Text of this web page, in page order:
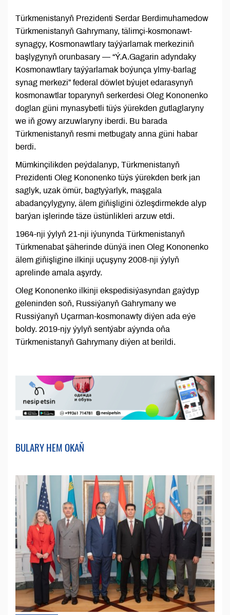
Türkmenistanyň Prezidenti Serdar Berdimuhamedow
Türkmenistanyň Gahrymany, tälimçi-kosmonawt-
synagçy, Kosmonawtlary taýýarlamak merkeziniň
başlygynyň orunbasary — “Ý.A.Gagarin adyndaky
Kosmonawtlary taýýarlamak boýunça ylmy-barlag
synag merkezi” federal döwlet býujet edarasynyň
kosmonawtlar toparynyň serkerdesi Oleg Kononenko
doglan güni mynasybetli tüýs ýürekden gutlaglaryny
we iň gowy arzuwlaryny iberdi. Bu barada
Türkmenistanyň resmi metbugaty anna güni habar
berdi.
Mümkinçilikden peýdalanyp, Türkmenistanyň
Prezidenti Oleg Kononenko tüýs ýürekden berk jan
saglyk, uzak ömür, bagtyýarlyk, maşgala
abadançylygyny, älem giňişligini özleşdirmekde alyp
barýan işlerinde täze üstünlikleri arzuw etdi.
1964-nji ýylyň 21-nji iýunynda Türkmenistanyň
Türkmenabat şäherinde dünýä inen Oleg Kononenko
älem giňişligine ilkinji uçuşyny 2008-nji ýylyň
aprelinde amala aşyrdy.
Oleg Kononenko ilkinji ekspedisiýasyndan gaýdyp
geleninden soň, Russiýanyň Gahrymany we
Russiýanyň Uçarman-kosmonawty diýen ada eýe
boldy. 2019-njy ýylyň sentýabr aýynda oňa
Türkmenistanyň Gahrymany diýen at berildi.
BULARY HEM OKAŇ